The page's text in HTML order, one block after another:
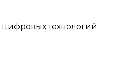
технологий;